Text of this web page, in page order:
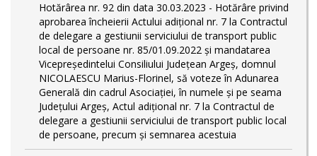
Hotărârea nr. 92 din data 30.03.2023 - Hotărâre privind
aprobarea încheierii Actului adițional nr. 7 la Contractul
de delegare a gestiunii serviciului de transport public
local de persoane nr. 85/01.09.2022 și mandatarea
Vicepreședintelui Consiliului Județean Argeș, domnul
NICOLAESCU Marius-Florinel, să voteze în Adunarea
Generală din cadrul Asociației, în numele și pe seama
Județului Argeș, Actul adițional nr. 7 la Contractul de
delegare a gestiunii serviciului de transport public local
de persoane, precum și semnarea acestuia